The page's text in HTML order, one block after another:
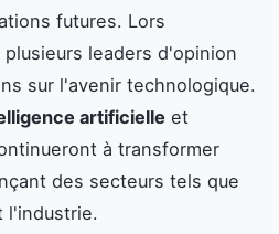
futures. Lors
leaders d'opinion
sur l'avenir technologique.
artificielle et
à transformer
des secteurs tels que
l'industrie.